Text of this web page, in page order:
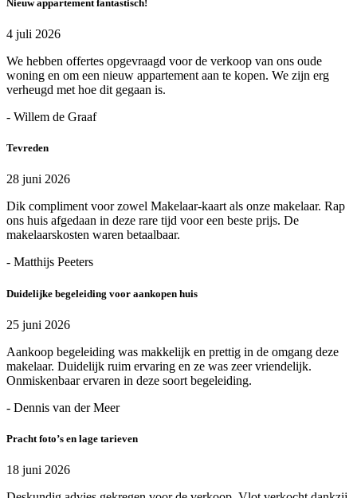
Nieuw appartement fantastisch!
4 juli 2026
We hebben offertes opgevraagd voor de verkoop van ons oude
woning en om een nieuw appartement aan te kopen. We zijn erg
verheugd met hoe dit gegaan is.
- Willem de Graaf
Tevreden
28 juni 2026
Dik compliment voor zowel Makelaar-kaart als onze makelaar. Rap
ons huis afgedaan in deze rare tijd voor een beste prijs. De
makelaarskosten waren betaalbaar.
- Matthijs Peeters
Duidelijke begeleiding voor aankopen huis
25 juni 2026
Aankoop begeleiding was makkelijk en prettig in de omgang deze
makelaar. Duidelijk ruim ervaring en ze was zeer vriendelijk.
Onmiskenbaar ervaren in deze soort begeleiding.
- Dennis van der Meer
Pracht foto’s en lage tarieven
18 juni 2026